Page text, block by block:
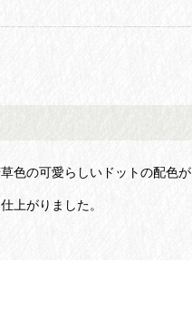
色の可愛らしいドットの配色が
上がりました。